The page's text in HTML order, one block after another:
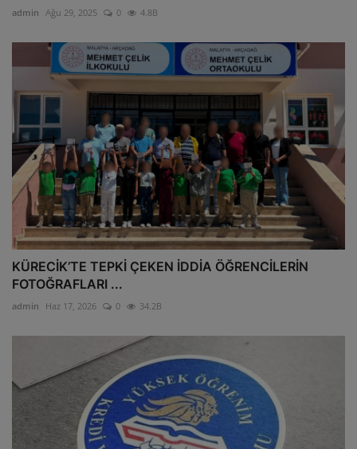
admin Ağu 29, 2025 0 4.8B
KÜRECİK’TE TEPKİ ÇEKEN İDDİA ÖĞRENCİLERİN
FOTOĞRAFLARI ...
admin Haz 17, 2026 0 34.2B